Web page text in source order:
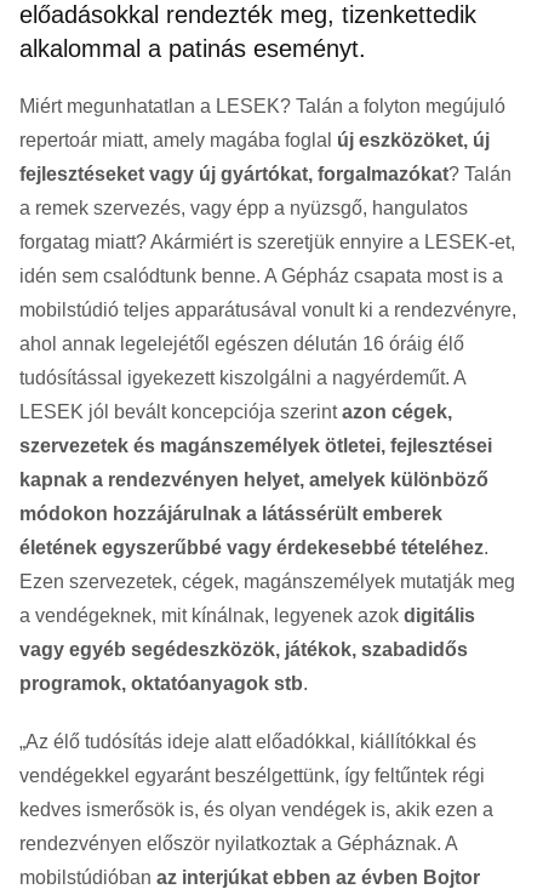
előadásokkal rendezték meg, tizenkettedik
alkalommal a patinás eseményt.
Miért megunhatatlan a LESEK? Talán a folyton megújuló
repertoár miatt, amely magába foglal új eszközöket, új
fejlesztéseket vagy új gyártókat, forgalmazókat? Talán
a remek szervezés, vagy épp a nyüzsgő, hangulatos
forgatag miatt? Akármiért is szeretjük ennyire a LESEK-et,
idén sem csalódtunk benne. A Gépház csapata most is a
mobilstúdió teljes apparátusával vonult ki a rendezvényre,
ahol annak legelejétől egészen délután 16 óráig élő
tudósítással igyekezett kiszolgálni a nagyérdeműt. A
LESEK jól bevált koncepciója szerintazon cégek,
szervezetek és magánszemélyek ötletei, fejlesztései
kapnak a rendezvényen helyet, amelyek különböző
módokon hozzájárulnak a látássérült emberek
életének egyszerűbbé vagy érdekesebbé tételéhez.
Ezen szervezetek, cégek, magánszemélyek mutatják meg
a vendégeknek, mit kínálnak, legyenek azok digitális
vagy egyéb segédeszközök, játékok, szabadidős
programok, oktatóanyagok stb.
„Az élő tudósítás ideje alatt előadókkal, kiállítókkal és
vendégekkel egyaránt beszélgettünk, így feltűntek régi
kedves ismerősök is, és olyan vendégek is, akik ezen a
rendezvényen először nyilatkoztak a Gépháznak. A
mobilstúdióban az interjúkat ebben az évben Bojtor